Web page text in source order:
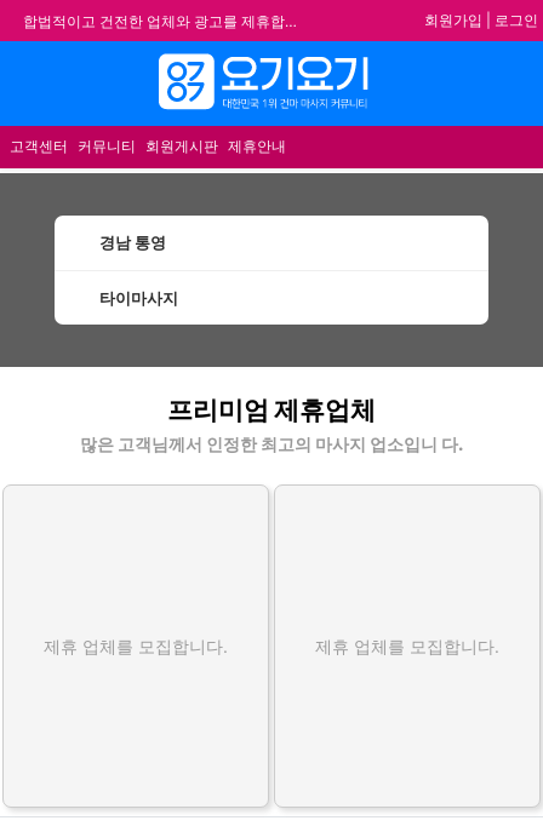
합법적이고 건전한 업체와 광고를 제휴합니다.
★요기요기 설 연휴 휴무 안내★
★ 요기요기 업체회원 안내사항 ★
불건전한 게시글은 삭제 및 회원탈퇴 됩니다.
회원가입 로그인
고객센터 커뮤니티 회원게시판 제휴안내
경남 통영
타이마사지
프리미엄 제휴업체
많은 고객님께서 인정한 최고의 마사지 업소입니 다.
제휴 업체를 모집합니다. 제휴 업체를 모집합니다.